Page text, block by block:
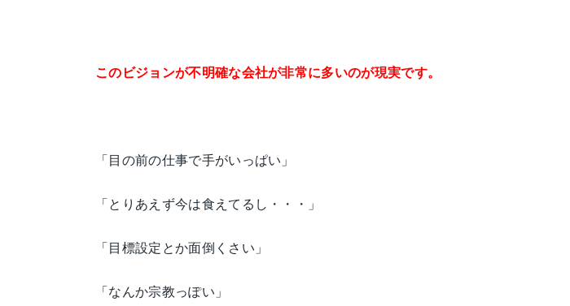
このビジョンが不明確な会社が非常に多いのが現実です。
「目の前の仕事で手がいっぱい」
「とりあえず今は食えてるし・・・」
「目標設定とか面倒くさい」
「なんか宗教っぽい」